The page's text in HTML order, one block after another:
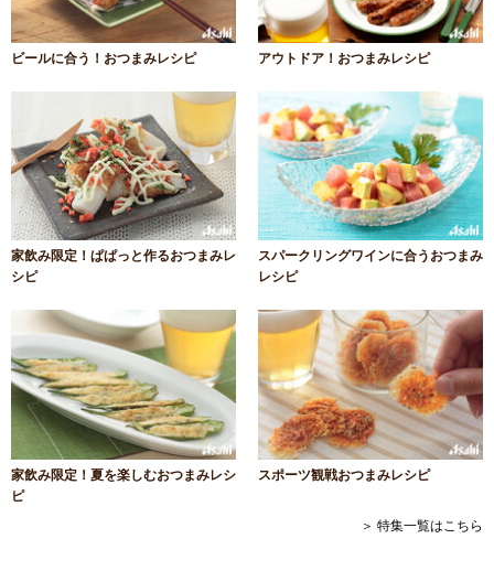
ビールに合う！おつまみレシピ アウトドア！おつまみレシピ
家飲み限定！ぱぱっと作るおつまみレ
シピ
スパークリングワインに合うおつまみ
レシピ
家飲み限定！夏を楽しむおつまみレシ
ピ
スポーツ観戦おつまみレシピ
＞ 特集一覧はこちら